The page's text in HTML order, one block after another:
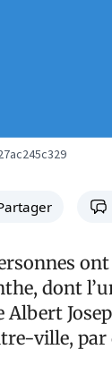
dont
Albert
ville,